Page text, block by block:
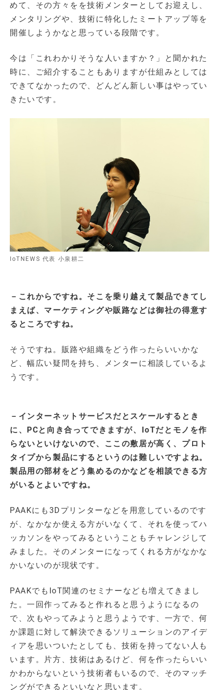
めて、その方々をを技術メンターとしてお迎えし、
メンタリングや、技術に特化したミートアップ等を
開催しようかなと思っている段階です。
今は「これわかりそうな人いますか？」と聞かれた
時に、ご紹介することもありますが仕組みとしては
できてなかったので、どんどん新しい事はやってい
きたいです。
IoTNEWS 代表 小泉耕二
－これからですね。そこを乗り越えて製品できてし
まえば、マーケティングや販路などは御社の得意す
るところですね。
そうですね。販路や組織をどう作ったらいいかな
ど、幅広い疑問を持ち、メンターに相談しているよ
うです。
－インターネットサービスだとスケールするとき
に、PCと向き合ってできますが、IoTだとモノを作
らないといけないので、ここの敷居が高く、プロト
タイプから製品にするというのは難しいですよね。
製品用の部材をどう集めるのかなどを相談できる方
がいるとよいですね。
PAAKにも3Dプリンターなどを用意しているのです
が、なかなか使える方がいなくて、それを使ってハ
ッカソンをやってみるということもチャレンジして
みました。そのメンターになってくれる方がなかな
かいないのが現状です。
PAAKでもIoT関連のセミナーなども増えてきまし
た。一回作ってみると作れると思うようになるの
で、次もやってみようと思うようです、一方で、何
か課題に対して解決できるソリューションのアイデ
ィアを思いついたとしても、技術を持ってない人も
います。片方、技術はあるけど、何を作ったらいい
かわからないという技術者もいるので、そのマッチ
ングができるといいなと思います。